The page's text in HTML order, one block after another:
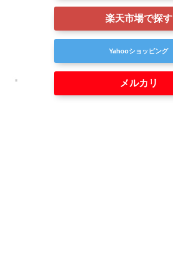
楽天市場で探す
Yahooショッピング
メルカリ